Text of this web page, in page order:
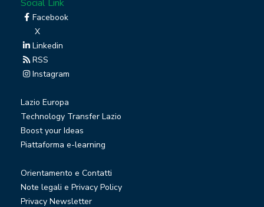
Social Link
Facebook
X
Linkedin
RSS
Instagram
Lazio Europa
Technology Transfer Lazio
Boost your Ideas
Piattaforma e-learning
Orientamento e Contatti
Note legali e Privacy Policy
Privacy Newsletter